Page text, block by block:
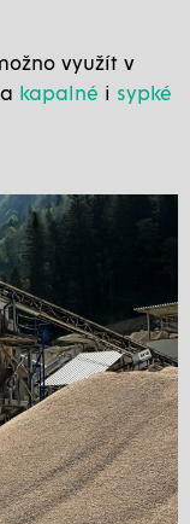
využít v
kapalné i sypké